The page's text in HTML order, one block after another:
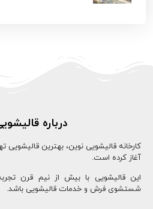
درباره
آغاز کرده است.
این قالیشویی با بیش از نیم قرن
شستشوی فرش و خدمات قالیشویی باشد.